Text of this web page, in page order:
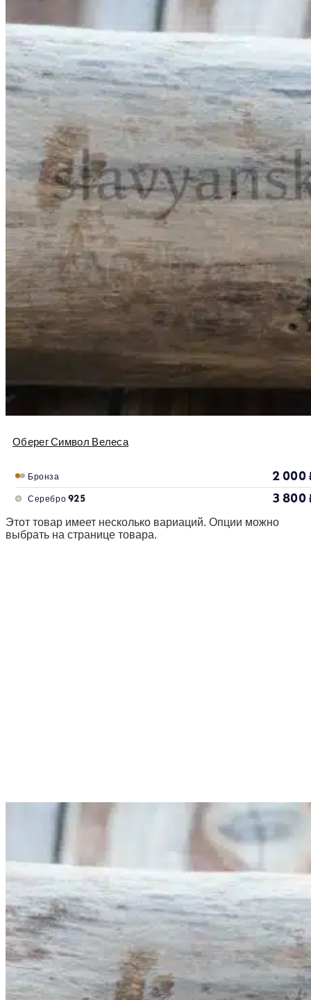
Оберег Символ Велеса
Бронза 2 000
Серебро 925 3 800
Этот товар имеет несколько вариаций. Опции можно
выбрать на странице товара.